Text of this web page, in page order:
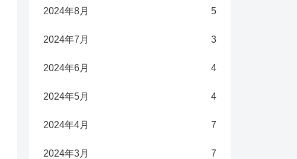
2024年8月 5
2024年7月 3
2024年6月 4
2024年5月 4
2024年4月 7
2024年3月 7